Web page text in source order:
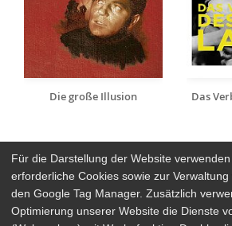
Die große Illusion
Das
Arthaus Stores
Für die Darstellung der Website
erforderliche Cookies sowie zur
den Google Tag Manager. Zusätzlich
Optimierung unserer Website die Dienste